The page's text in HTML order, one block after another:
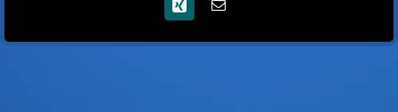
Xing
E-